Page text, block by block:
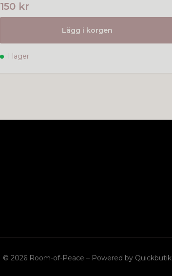
150 kr
Lägg i korgen
I lager
© 2026 Room-of-Peace – Powered by Quickbutik